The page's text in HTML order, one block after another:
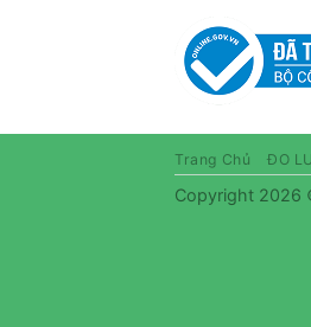
Trang Chủ ĐO
Copyright 2026